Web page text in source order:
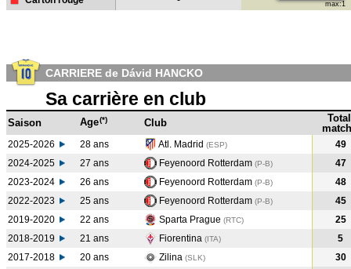
max:1
CARRIERE de Dávid HANCKO
Sa carrière en club
Saison Age(*) Club
Total
2025-2026 28 ans Atl. Madrid (ESP)
49
2024-2025
27 ans Feyenoord Rotterdam (P-B)
47
2023-2024
26 ans Feyenoord Rotterdam (P-B)
48
2022-2023
25 ans Feyenoord Rotterdam (P-B)
45
2019-2020
22 ans Sparta Prague (RTC)
25
2018-2019
21 ans Fiorentina (ITA)
5
2017-2018
20 ans Zilina (SLK)
30